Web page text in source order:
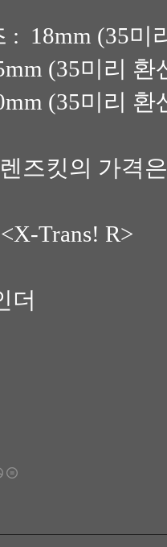
: 18mm (35미
미리 환
미리 환
렌즈킷의 가격
<X-Trans! R>
더